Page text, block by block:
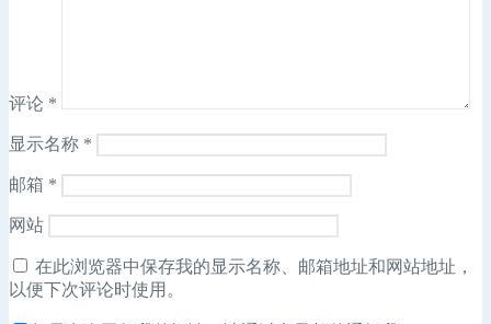
评论 *
显示名称 *
邮箱 *
网站
在此浏览器中保存我的显示名称、邮箱地址和网站地址，
以便下次评论时使用。